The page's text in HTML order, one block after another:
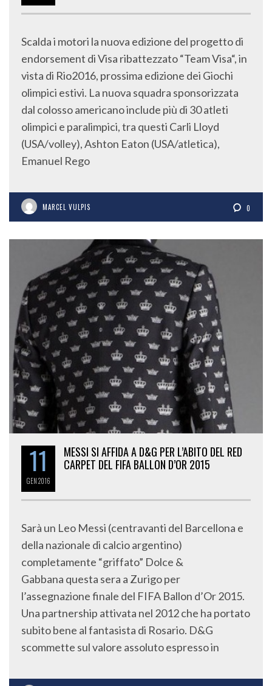
Scalda i motori la nuova edizione del progetto di
endorsement di Visa ribattezzato “Team Visa“, in
vista di Rio2016, prossima edizione dei Giochi
olimpici estivi. La nuova squadra sponsorizzata
dal colosso americano include più di 30 atleti
olimpici e paralimpici, tra questi Carli Lloyd
(USA/volley), Ashton Eaton (USA/atletica),
Emanuel Rego
MARCEL VULPIS 0
11
GEN2016
MESSI SI AFFIDA A D&G PER L’ABITO DEL RED
CARPET DEL FIFA BALLON D’OR 2015
Sarà un Leo Messi (centravanti del Barcellona e
della nazionale di calcio argentino)
completamente “griffato” Dolce &
Gabbana questa sera a Zurigo per
l’assegnazione finale del FIFA Ballon d’Or 2015.
Una partnership attivata nel 2012 che ha portato
subito bene al fantasista di Rosario. D&G
scommette sul valore assoluto espresso in